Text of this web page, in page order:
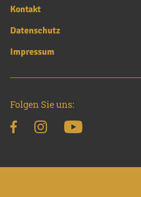
Kontakt
Datenschutz
Impressum
Folgen Sie uns: